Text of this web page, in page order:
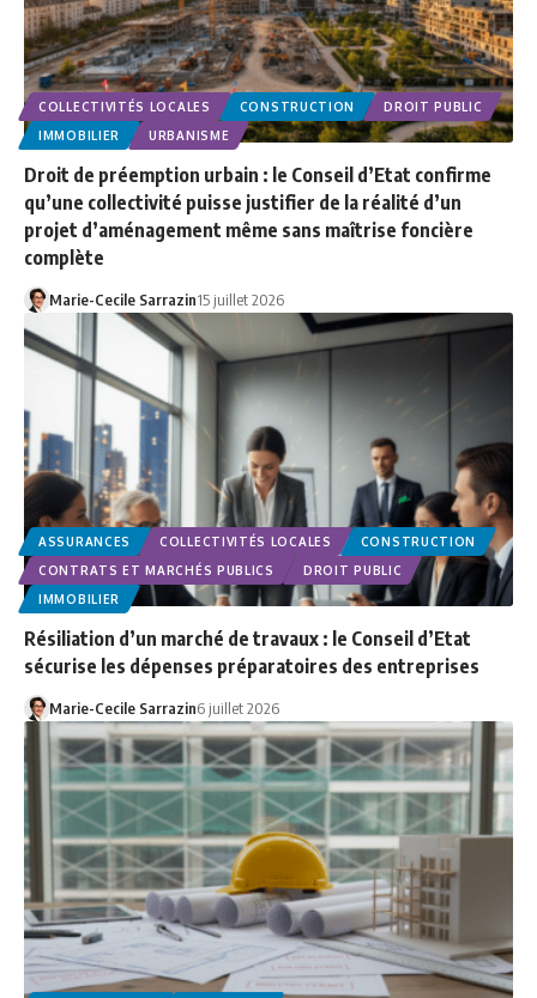
COLLECTIVITÉS LOCALES CONSTRUCTION
DROIT PUBLIC
IMMOBILIER
URBANISME
Droit de préemption urbain : le Conseil d’Etat confirme
qu’une collectivité puisse justifier de la réalité d’un
projet d’aménagement même sans maîtrise foncière
complète
Marie-Cecile Sarrazin15 juillet 2026
ASSURANCES COLLECTIVITÉS LOCALES
CONSTRUCTION
CONTRATS ET MARCHÉS PUBLICS
DROIT PUBLIC
IMMOBILIER
Résiliation d’un marché de travaux : le Conseil d’Etat
sécurise les dépenses préparatoires des entreprises
Marie-Cecile Sarrazin6 juillet 2026